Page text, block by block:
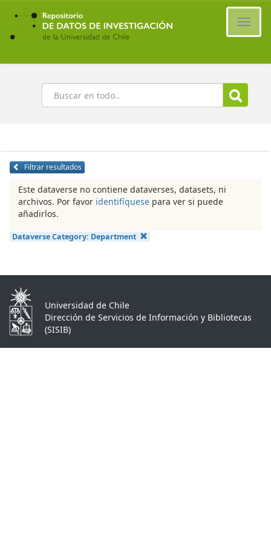
Ir
contenido
principal
Buscar
Filtrar resultados
Este dataverse no contiene dataverses, datasets, ni
archivos. Por favor identifíquese para ver si puede
añadirlos.
Dataverse Category: Department
Universidad de Chile
Dirección de Servicios de Información y Bibliotecas
(SISIB)